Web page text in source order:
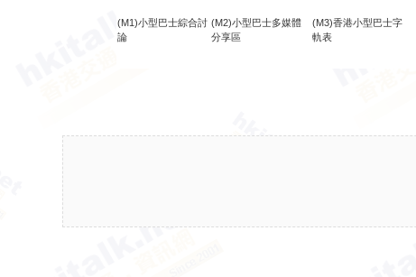
(M1)小型巴士綜合討
論
(M2)小型巴士多媒體
分享區
(M3)香港小型巴士字
軌表